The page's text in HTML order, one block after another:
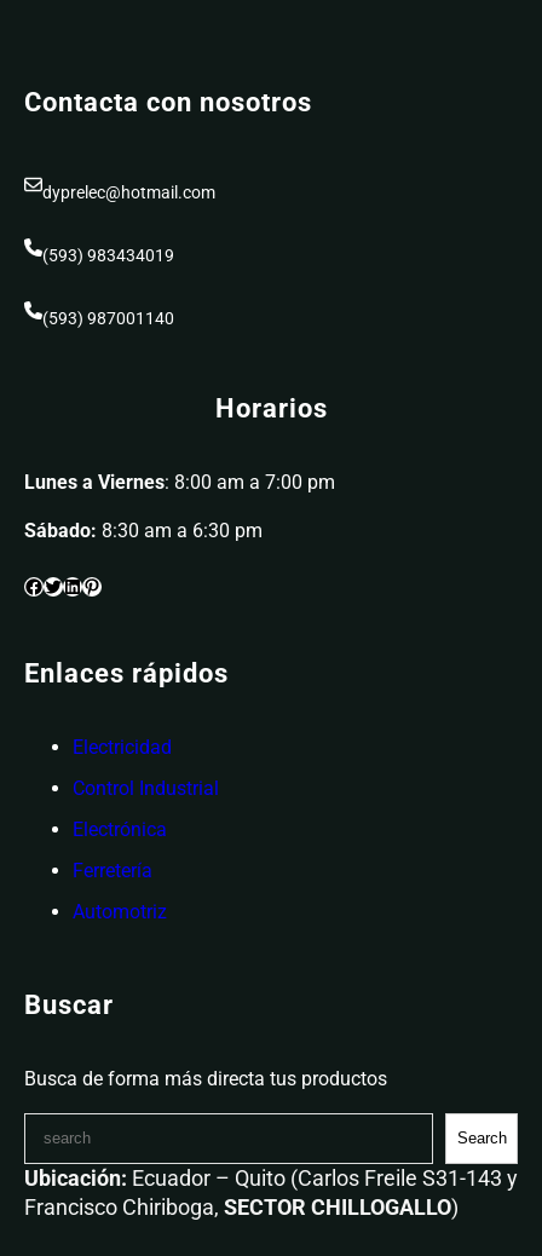
Contacta con nosotros
dyprelec@hotmail.com
(593) 983434019
(593) 987001140
Horarios
Lunes a Viernes: 8:00 am a 7:00 pm
Sábado: 8:30 am a 6:30 pm
Enlaces rápidos
Electricidad
Control Industrial
Electrónica
Ferretería
Automotriz
Buscar
Busca de forma más directa tus productos
Search
Ubicación: Ecuador – Quito (Carlos Freile S31-143 y
Francisco Chiriboga, SECTOR CHILLOGALLO)